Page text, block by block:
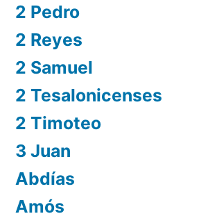
2 Pedro
2 Reyes
2 Samuel
2 Tesalonicenses
2 Timoteo
3 Juan
Abdías
Amós